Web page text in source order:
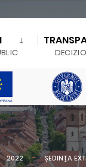
2022 ȘEDINŢA